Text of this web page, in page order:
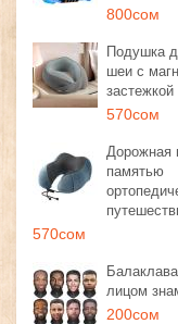
800сом
Подушка
шеи с
застежкой
570сом
Дорожная
памятью
570сом
лицом
200сом